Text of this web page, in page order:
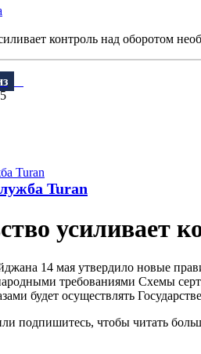
контроль над оборотом
Turan
усиливает
14 мая утвердило новые
требованиями Схемы
будет осуществлять
подпишитесь, чтобы читать